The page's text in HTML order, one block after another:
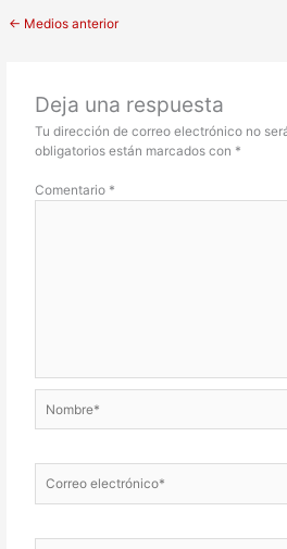
← Medios anterior
Deja una respuesta
Tu dirección de correo electrónico no
obligatorios están marcados con *
Comentario *
electrónico*